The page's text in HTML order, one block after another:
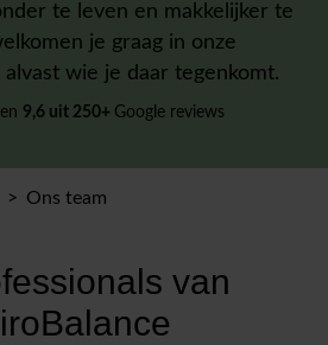
te leven en makkelijker te
je graag in onze
wie je daar tegenkomt.
9,6uit 250+ Google reviews
Ons team
van